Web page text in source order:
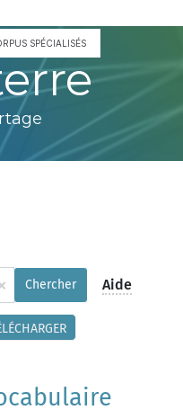
SPÉCIALISÉS
Chercher Aide